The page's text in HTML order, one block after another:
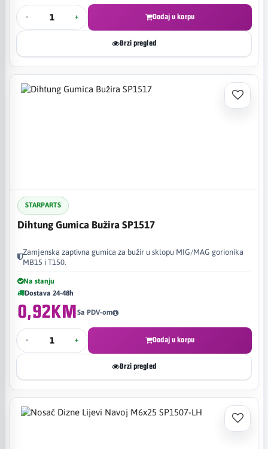
- + Dodaj u korpu
Brzi pregled
STARPARTS
Dihtung Gumica Bužira SP1517
Zamjenska zaptivna gumica za bužir u sklopu MIG/MAG gorionika
MB15 i T150.
Na stanju
Dostava 24-48h
0,92KMSa PDV-om
- + Dodaj u korpu
Brzi pregled